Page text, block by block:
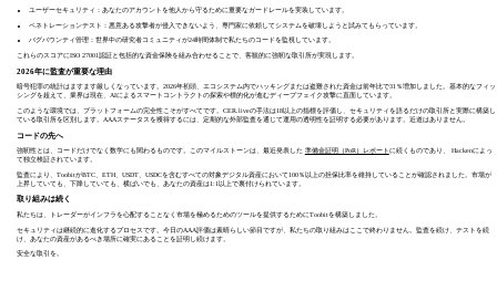
ユーザーセキュリティ：あなたのアカウントを他人から守るために重要なガードレールを実装しています。
ペネトレーションテスト：悪意ある攻撃者が侵入できないよう、専門家に依頼してシステムを破壊しようと試みてもらっています。
バグバウンティ管理：世界中の研究者コミュニティが24時間体制で私たちのコードを監視しています。
これらのスコアにISO 27001認証と包括的な資金保険を組み合わせることで、客観的に強靭な取引所が実現します。
2026年に監査が重要な理由
暗号犯罪の統計はますます厳しくなっています。2026年初頭、エコシステム内でハッキングまたは盗難された資金は前年比で31％増加しました。基本的なフィッ
シングを超えて、業界は現在、AIによるスマートコントラクトの探索や標的化が進むディープフェイク攻撃に直面しています。
このような環境では、プラットフォームの完全性こそがすべてです。CER.liveの手法は18以上の指標を評価し、セキュリティを語るだけの取引所と実際に構築し
ている取引所を区別します。AAAステータスを獲得するには、定期的な外部監査を通じて運用の透明性を証明する必要があります。近道はありません。
コードの先へ
強靭性とは、コードだけでなく数学にも関わるものです。このマイルストーンは、最近発表した 準備金証明（PoR）レポートに続くものであり、 Hackenによっ
て独立検証されています。
監査により、ToobitがBTC、ETH、USDT、USDCを含むすべての対象デジタル資産において100％以上の担保比率を維持していることが確認されました。市場が
上昇していても、下降していても、横ばいでも、あなたの資産は1:1以上で裏付けられています。
取り組みは続く
私たちは、トレーダーがインフラを心配することなく市場を極めるためのツールを提供するためにToobitを構築しました。
セキュリティは継続的に進化するプロセスです。今日のAAA評価は素晴らしい節目ですが、私たちの取り組みはここで終わりません。監査を続け、テストを続
け、あなたの資産があるべき場所に確実にあることを証明し続けます。
安全な取引を。